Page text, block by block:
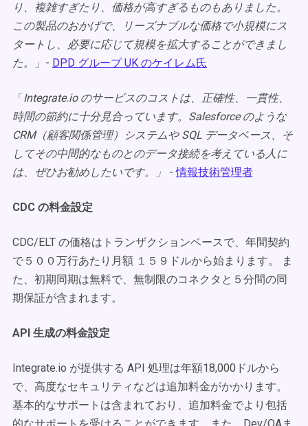
り、複雑すぎたり、価格が高すぎるものもありました。
この製品のおかげで、リーズナブルな価格で小規模にス
タートし、必要に応じて規模を拡大することができまし
た。
」- DPD グループ UK のケイレム氏
「Integrate.io のサービスのコストは、正確性、一貫性、
時間の節約に十分見合っています。Salesforce のような
CRM（顧客関係管理）システムや SQL データベース、そ
してその中間的なものとのデータ接続を考えている人に
は、ぜひお勧めしたいです。」
-情報技術管理者
CDC の料金設定
CDC/ELT の価格はトランザクションベースで、年間契約
で５００万行あたり月額 １５９ドルから始まります。 ま
た、初期同期は無料で、無制限のコネクタと５分間の同
期保証が含まれます。
API 生成の料金設定
Integrate.io が提供する API 処理は年額18,000ドルから
で、高度なセキュリティなどは追加料金がかかります。
基本的なサポートは含まれており、追加料金でより包括